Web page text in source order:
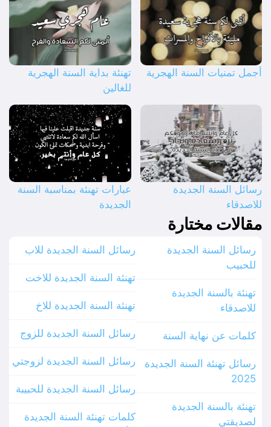
أجمل تمنيات السنة الهجرية
تهنئة بداية السنة الهجرية
للغالين
رسائل السنة الجديدة
للاصدقاء
عبارات تهنئة بمناسبة السنة
الجديدة
مقالات مختارة
رسائل السنة الجديدة
للحبيب
تهنئة بالسنة الجديدة
للاصدقاء
كلمات عن نهاية السنة
رسائل تهنئة السنة الجديدة
2025
تهنئة بالسنة الجديدة
لصديقتي
رسائل السنة الجديدة للاب
تهنئة السنة الجديدة للاخت
تهنئة السنة الجديدة للاخ
رسائل السنة الجديدة للزوج
رسائل السنة الجديدة لزوجتي
رسائل السنة الجديدة للحبيبة
كلمات تهنئة السنة الجديدة